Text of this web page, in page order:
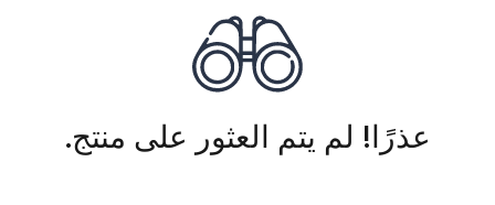
عذرًا! لم يتم العثور على منتج.